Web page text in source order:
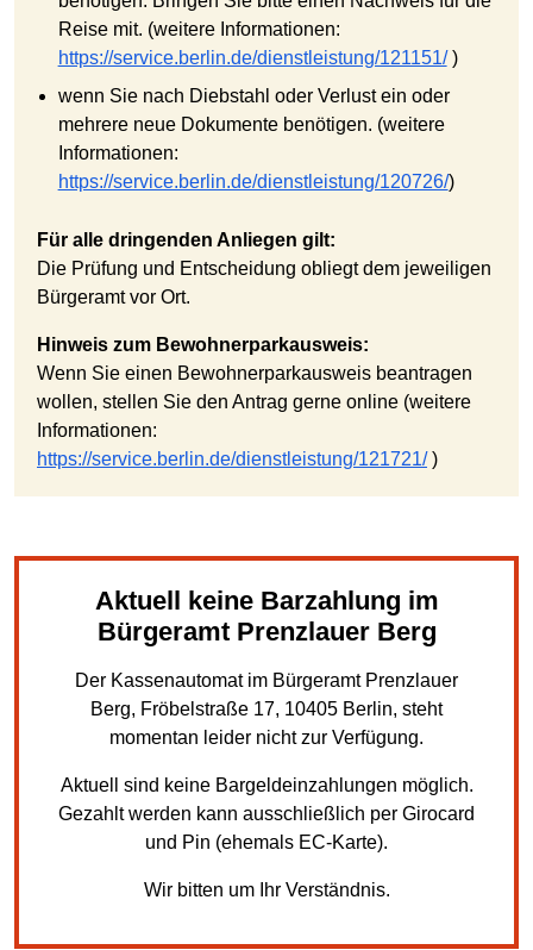
Reise mit. (weitere Informationen:
https://service.berlin.de/dienstleistung/121151/)
wenn Sie nach Diebstahl oder Verlust ein oder
mehrere neue Dokumente benötigen. (weitere
Informationen:
https://service.berlin.de/dienstleistung/120726/)
Für alle dringenden Anliegen gilt:
Die Prüfung und Entscheidung obliegt dem jeweiligen
Bürgeramt vor Ort.
Hinweis zum Bewohnerparkausweis:
Wenn Sie einen Bewohnerparkausweis beantragen
wollen, stellen Sie den Antrag gerne online (weitere
Informationen:
https://service.berlin.de/dienstleistung/121721/)
Aktuell keine Barzahlung im
Bürgeramt Prenzlauer Berg
Der Kassenautomat im Bürgeramt Prenzlauer
Berg, Fröbelstraße 17, 10405 Berlin, steht
momentan leider nicht zur Verfügung.
Aktuell sind keine Bargeldeinzahlungen möglich.
Gezahlt werden kann ausschließlich per Girocard
und Pin (ehemals EC-Karte).
Wir bitten um Ihr Verständnis.